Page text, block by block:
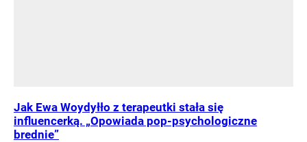
Jak Ewa Woydyłło z terapeutki stała się
influencerką. „Opowiada pop-psychologiczne
brednie”